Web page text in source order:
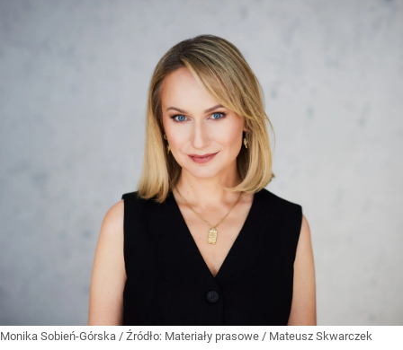
Monika Sobień-Górska / Źródło: Materiały prasowe / Mateusz Skwarczek